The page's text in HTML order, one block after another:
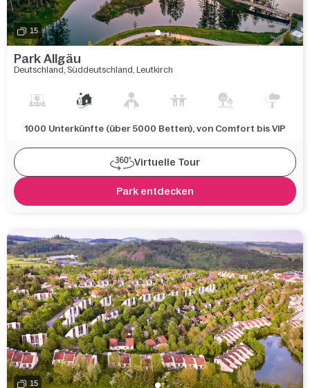
15
Park Allgäu
Deutschland, Süddeutschland, Leutkirch
1000 Unterkünfte (über 5000 Betten), von Comfort bis VIP
Virtuelle Tour
Park entdecken
15